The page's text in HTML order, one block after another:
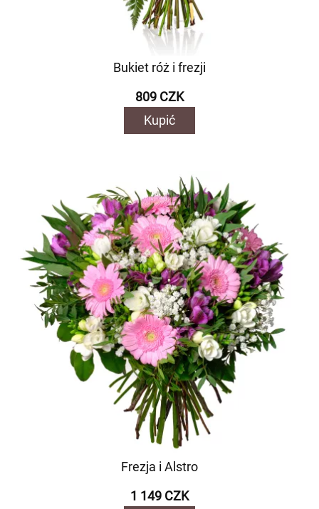
Bukiet róż i frezji
809 CZK
Kupić
Frezja i Alstro
1 149 CZK